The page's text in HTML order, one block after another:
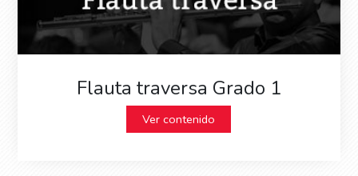
Flauta traversa Grado 1
Ver contenido